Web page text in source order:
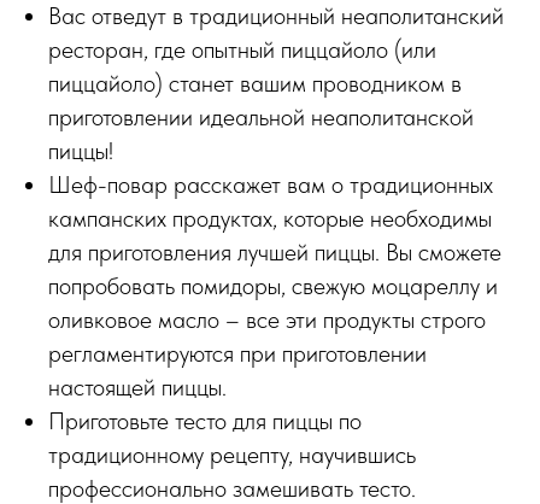
Вас отведут в традиционный неаполитанский
ресторан, где опытный пиццайоло (или
пиццайоло) станет вашим проводником в
приготовлении идеальной неаполитанской
пиццы!
Шеф-повар расскажет вам о традиционных
кампанских продуктах, которые необходимы
для приготовления лучшей пиццы. Вы сможете
попробовать помидоры, свежую моцареллу и
оливковое масло – все эти продукты строго
регламентируются при приготовлении
настоящей пиццы.
Приготовьте тесто для пиццы по
традиционному рецепту, научившись
профессионально замешивать тесто.